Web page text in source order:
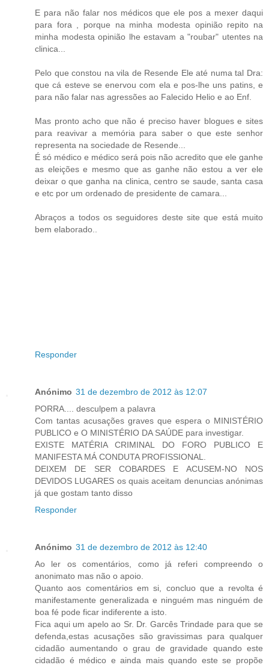
E para não falar nos médicos que ele pos a mexer daqui
para fora , porque na minha modesta opinião repito na
minha modesta opinião lhe estavam a "roubar" utentes na
clinica...
Pelo que constou na vila de Resende Ele até numa tal Dra:
que cá esteve se enervou com ela e pos-lhe uns patins, e
para não falar nas agressões ao Falecido Helio e ao Enf.
Mas pronto acho que não é preciso haver blogues e sites
para reavivar a memória para saber o que este senhor
representa na sociedade de Resende...
É só médico e médico será pois não acredito que ele ganhe
as eleições e mesmo que as ganhe não estou a ver ele
deixar o que ganha na clinica, centro se saude, santa casa
e etc por um ordenado de presidente de camara...
Abraços a todos os seguidores deste site que está muito
bem elaborado..
Responder
Anónimo 31 de dezembro de 2012 às 12:07
PORRA.... desculpem a palavra
Com tantas acusações graves que espera o MINISTÉRIO
PUBLICO e O MINISTÉRIO DA SAÚDE para investigar.
EXISTE MATÉRIA CRIMINAL DO FORO PUBLICO E
MANIFESTA MÁ CONDUTA PROFISSIONAL.
DEIXEM DE SER COBARDES E ACUSEM-NO NOS
DEVIDOS LUGARES os quais aceitam denuncias anónimas
já que gostam tanto disso
Responder
Anónimo 31 de dezembro de 2012 às 12:40
Ao ler os comentários, como já referi compreendo o
anonimato mas não o apoio.
Quanto aos comentários em si, concluo que a revolta é
manifestamente generalizada e ninguém mas ninguém de
boa fé pode ficar indiferente a isto.
Fica aqui um apelo ao Sr. Dr. Garcês Trindade para que se
defenda,estas acusações são gravissimas para qualquer
cidadão aumentando o grau de gravidade quando este
cidadão é médico e ainda mais quando este se propõe